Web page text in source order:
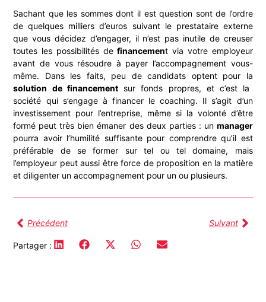
Sachant que les sommes dont il est question sont de l’ordre
de quelques milliers d’euros suivant le prestataire externe
que vous décidez d’engager, il n’est pas inutile de creuser
toutes les possibilités definancement via votre employeur
avant de vous résoudre à payer l’accompagnement vous-
même. Dans les faits, peu de candidats optent pour la
solution de financementsur fonds propres, et c’est la
société qui s’engage à financer le coaching. Il s’agit d’un
investissement pour l’entreprise, même si la volonté d’être
formé peut très bien émaner des deux parties : un manager
pourra avoir l’humilité suffisante pour comprendre qu’il est
préférable de se former sur tel ou tel domaine, mais
l’employeur peut aussi être force de proposition en la matière
et diligenter un accompagnement pour un ou plusieurs.
Précédent Suivant
Partager :